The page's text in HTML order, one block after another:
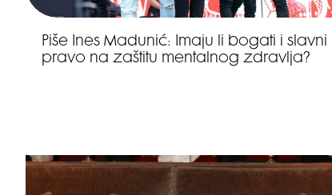
Piše Ines Madunić: Imaju li bogati i slavni
pravo na zaštitu mentalnog zdravlja?